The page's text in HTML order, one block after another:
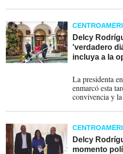
que comenzó el
después de la
de su esposa.
Delcy
'verdadero
incluya a la
La presidenta
enmarcó esta
convivencia y
Ernesto
varios
empresarios y
que la lista no
Delcy
momento